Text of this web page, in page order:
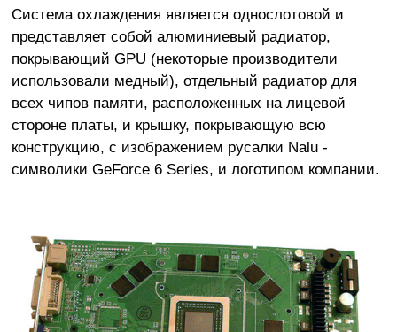
Система охлаждения является однослотовой и
представляет собой алюминиевый радиатор,
покрывающий GPU (некоторые производители
использовали медный), отдельный радиатор для
всех чипов памяти, расположенных на лицевой
стороне платы, и крышку, покрывающую всю
конструкцию, с изображением русалки Nalu -
символики GeForce 6 Series, и логотипом компании.